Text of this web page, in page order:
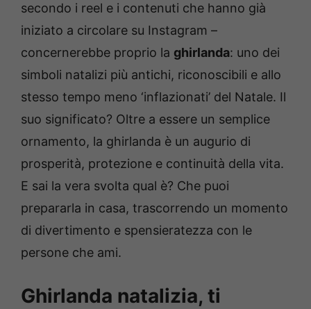
secondo i reel e i contenuti che hanno già
iniziato a circolare su Instagram –
concernerebbe proprio la ghirlanda: uno dei
simboli natalizi più antichi, riconoscibili e allo
stesso tempo meno ‘inflazionati’ del Natale. Il
suo significato? Oltre a essere un semplice
ornamento, la ghirlanda è un augurio di
prosperità, protezione e continuità della vita.
E sai la vera svolta qual è? Che puoi
prepararla in casa, trascorrendo un momento
di divertimento e spensieratezza con le
persone che ami.
Ghirlanda natalizia, ti